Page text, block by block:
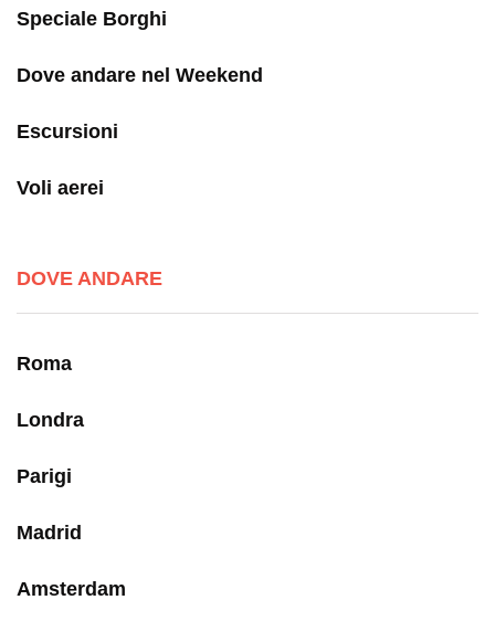
Speciale Borghi
Dove andare nel Weekend
Escursioni
Voli aerei
DOVE ANDARE
Roma
Londra
Parigi
Madrid
Amsterdam